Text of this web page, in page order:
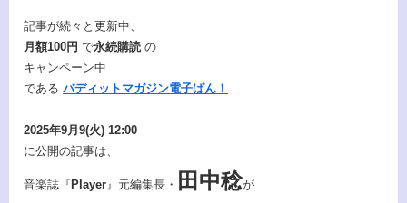
記事が続々と更新中、
月額100円 で永続購読 の
キャンペーン中
である バディットマガジン電子ばん！
2025年9月9(火) 12:00
に公開の記事は、
音楽誌『 Player』元編集長・ 田中稔が